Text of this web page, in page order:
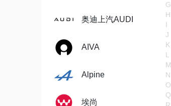
G
H
I
J
K
L
M
N
O
Q
奥迪上汽AUDI
AIVA
Alpine
埃尚